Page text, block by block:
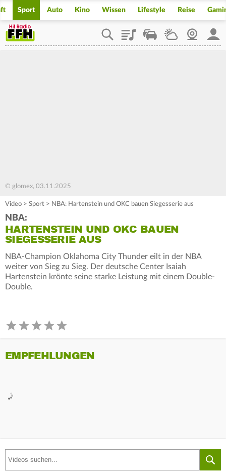
Sport Auto Kino Wissen Lifestyle Reise
PlaylistStaupilotWetterWebcam
© glomex, 03.11.2025
Video > Sport > NBA: Hartenstein und OKC bauen Siegesserie aus
NBA:
HARTENSTEIN UND OKC BAUEN
SIEGESSERIE AUS
NBA-Champion Oklahoma City Thunder eilt in der NBA
weiter von Sieg zu Sieg. Der deutsche Center Isaiah
Hartenstein krönte seine starke Leistung mit einem Double-
Double.
EMPFEHLUNGEN